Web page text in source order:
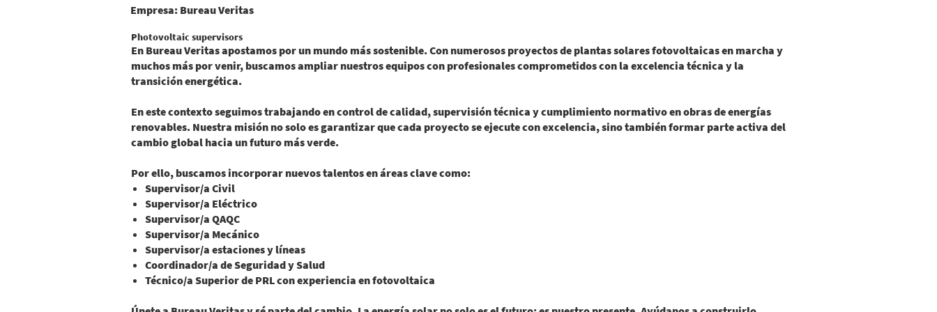
Empresa: Bureau Veritas
Photovoltaic supervisors
En Bureau Veritas apostamos por un mundo más sostenible. Con numerosos proyectos de plantas solares fotovoltaicas en marcha y
muchos más por venir, buscamos ampliar nuestros equipos con profesionales comprometidos con la excelencia técnica y la
transición energética.
En este contexto seguimos trabajando en control de calidad, supervisión técnica y cumplimiento normativo en obras de energías
renovables. Nuestra misión no solo es garantizar que cada proyecto se ejecute con excelencia, sino también formar parte activa del
cambio global hacia un futuro más verde.
Por ello, buscamos incorporar nuevos talentos en áreas clave como:
Supervisor/a Civil
Supervisor/a Eléctrico
Supervisor/a QAQC
Supervisor/a Mecánico
Supervisor/a estaciones y líneas
Coordinador/a de Seguridad y Salud
Técnico/a Superior de PRL con experiencia en fotovoltaica